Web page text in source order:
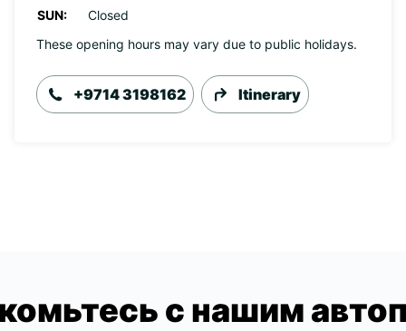
SUN:
Closed
These opening hours may vary due to public holidays.
+9714 3198162 Itinerary
с нашим